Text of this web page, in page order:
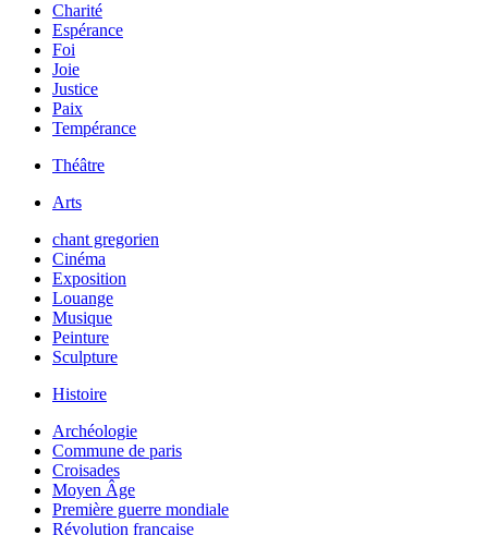
Charité
Espérance
Foi
Joie
Justice
Paix
Tempérance
Théâtre
Arts
chant gregorien
Cinéma
Exposition
Louange
Musique
Peinture
Sculpture
Histoire
Archéologie
Commune de paris
Croisades
Moyen Âge
Première guerre mondiale
Révolution française